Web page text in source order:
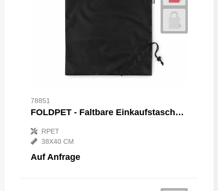
78851
FOLDPET - Faltbare Einkaufstasche RPET
RPET
38X40 CM
Auf Anfrage